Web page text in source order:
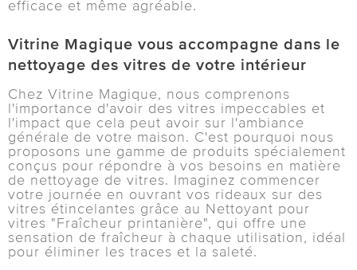
efficace et même agréable.
Vitrine Magique vous accompagne dans le
nettoyage des vitres de votre intérieur
Chez Vitrine Magique, nous comprenons
l'importance d'avoir des vitres impeccables et
l'impact que cela peut avoir sur l'ambiance
générale de votre maison. C'est pourquoi nous
proposons une gamme de produits spécialement
conçus pour répondre à vos besoins en matière
de nettoyage de vitres. Imaginez commencer
votre journée en ouvrant vos rideaux sur des
vitres étincelantes grâce au Nettoyant pour
vitres "Fraîcheur printanière", qui offre une
sensation de fraîcheur à chaque utilisation, idéal
pour éliminer les traces et la saleté.